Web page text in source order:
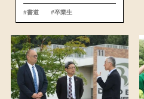
#書道 #卒業生